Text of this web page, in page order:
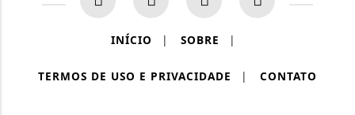
INÍCIO | SOBRE |
TERMOS DE USO E PRIVACIDADE | CONTATO